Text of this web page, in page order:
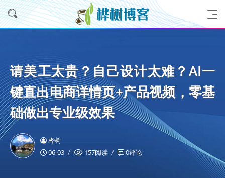
请美工太贵？自己设计太难？AI一
键直出电商详情页+产品视频，零基
础做出专业级效果
桦树
06-03
157阅读 0评论